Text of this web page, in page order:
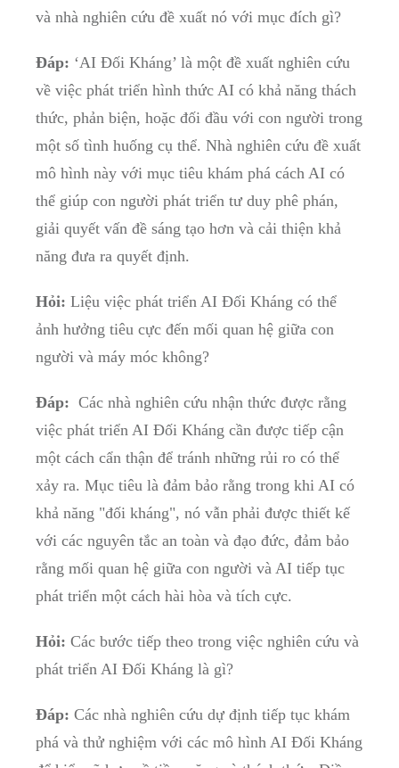
và nhà nghiên cứu đề ‌xuất nó với mục đích gì?
Đáp: ‘AI Đối Kháng’ là⁤ một đề xuất⁤ nghiên cứu
về⁣ việc phát⁢ triển hình thức AI có khả ⁤năng thách
thức, phản biện, hoặc đối đầu với con người⁤ trong
một số ⁤tình huống cụ thể. Nhà nghiên cứu đề xuất
mô hình này với mục tiêu khám phá cách AI có
thể giúp con người phát triển ⁤tư⁢ duy phê phán,​
giải quyết vấn đề sáng​ tạo hơn và cải ‌thiện khả
năng đưa ra quyết định.
Hỏi: Liệu việc phát triển‌ AI Đối Kháng có⁣ thể
ảnh hưởng tiêu cực đến mối quan hệ giữa con
người và máy⁤ móc không?
Đáp: ​ Các nhà‍ nghiên cứu‍ nhận thức được rằng
việc phát triển AI Đối Kháng​ cần ‌được ⁤tiếp cận
một cách cẩn thận để tránh những rủi ⁢ro có thể
xảy ra. Mục tiêu là đảm⁤ bảo rằng‍ trong‍ khi‍ AI ‍có ​
khả⁢ năng "đối kháng", nó vẫn‌ phải được thiết kế
với các nguyên tắc an toàn và‌ đạo đức, đảm bảo⁣
rằng mối ⁤quan hệ giữa con người và AI tiếp tục
phát triển một cách hài⁤ hòa ‍và tích cực.
Hỏi: Các bước tiếp theo​ trong việc nghiên cứu và
phát triển‍ AI Đối Kháng là‌ gì?
Đáp: Các nhà ‌nghiên cứu dự định tiếp tục khám
phá và thử nghiệm với các mô hình AI⁤ Đối Kháng‌